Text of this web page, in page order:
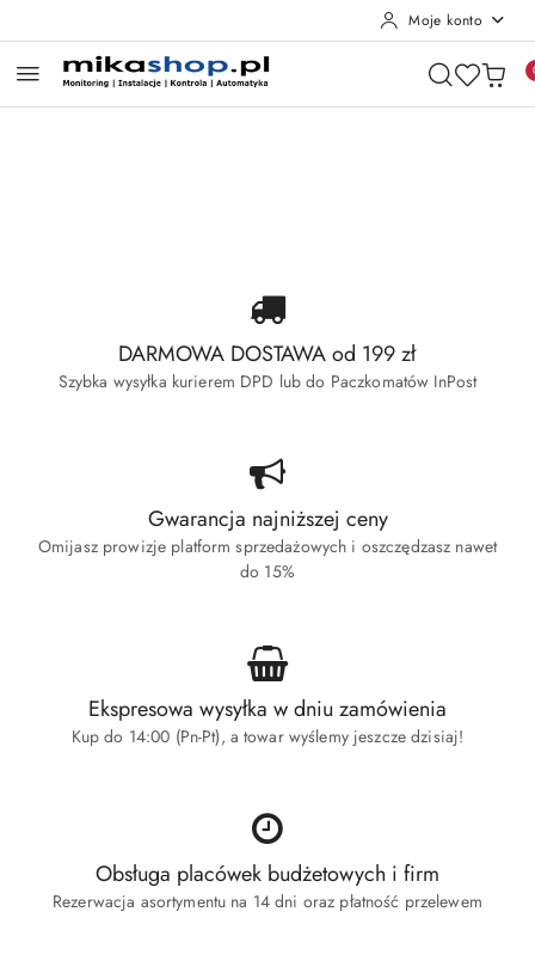
Moje konto
DARMOWA DOSTAWA od 199 zł
Szybka wysyłka kurierem DPD lub do Paczkomatów InPost
Gwarancja najniższej ceny
Omijasz prowizje platform sprzedażowych i oszczędzasz nawet
do 15%
Ekspresowa wysyłka w dniu zamówienia
Kup do 14:00 (Pn-Pt), a towar wyślemy jeszcze dzisiaj!
Obsługa placówek budżetowych i firm
Rezerwacja asortymentu na 14 dni oraz płatność przelewem